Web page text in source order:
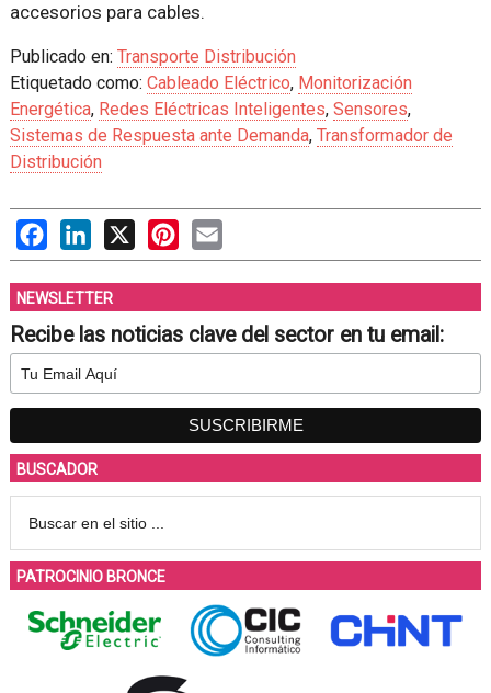
accesorios para cables.
Publicado en: Transporte Distribución
Etiquetado como: Cableado Eléctrico, Monitorización
Energética, Redes Eléctricas Inteligentes, Sensores,
Sistemas de Respuesta ante Demanda, Transformador de
Distribución
FacebookLinkedIn Pinterest
NEWSLETTER
Recibe las noticias clave del sector en tu email:
BUSCADOR
PATROCINIO BRONCE